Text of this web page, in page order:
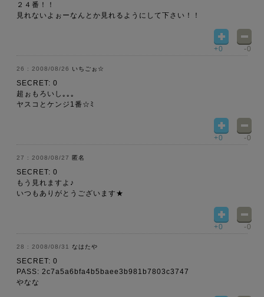
２４番！！
見れないよぉーなんとか見れるようにして下さい！！
+0 -0
2008/08/26 いちごぉ☆
SECRET: 0
超ぉもろいし｡｡｡
ヤスコとケンジ1番☆ﾐ
+0 -0
2008/08/27 匿名
SECRET: 0
もう見れますよ♪
いつもありがとうございます★
+0 -0
2008/08/31 なはたや
SECRET: 0
PASS: 2c7a5a6bfa4b5baee3b981b7803c3747
やなな